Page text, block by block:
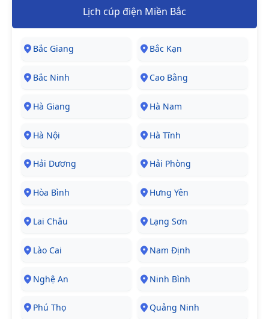
Lịch cúp điện Miền Bắc
Bắc Giang Bắc Kạn
Bắc Ninh Cao Bằng
Hà Giang Hà Nam
Hà Nội Hà Tĩnh
Hải Dương Hải Phòng
Hòa Bình Hưng Yên
Lai Châu Lạng Sơn
Lào Cai Nam Định
Nghệ An Ninh Bình
Phú Thọ Quảng Ninh